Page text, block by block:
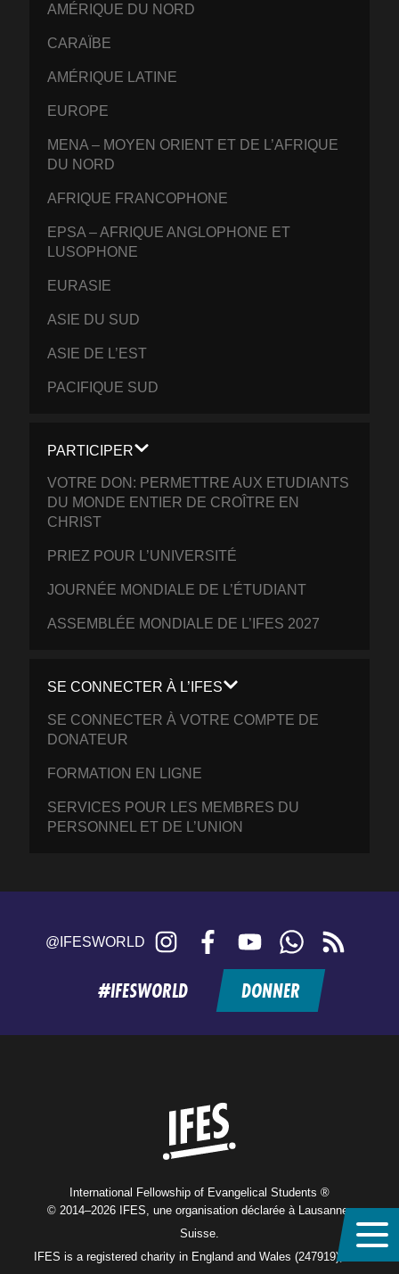
AMÉRIQUE DU NORD
CARAÏBE
AMÉRIQUE LATINE
EUROPE
MENA – MOYEN ORIENT ET DE L’AFRIQUE
DU NORD
AFRIQUE FRANCOPHONE
EPSA – AFRIQUE ANGLOPHONE ET
LUSOPHONE
EURASIE
ASIE DU SUD
ASIE DE L’EST
PACIFIQUE SUD
PARTICIPER
VOTRE DON: PERMETTRE AUX ETUDIANTS
DU MONDE ENTIER DE CROÎTRE EN
CHRIST
PRIEZ POUR L’UNIVERSITÉ
JOURNÉE MONDIALE DE L’ÉTUDIANT
ASSEMBLÉE MONDIALE DE L’IFES 2027
SE CONNECTER À L’IFES
SE CONNECTER À VOTRE COMPTE DE
DONATEUR
FORMATION EN LIGNE
SERVICES POUR LES MEMBRES DU
PERSONNEL ET DE L’UNION
@IFESWORLD Instagram FacebookYouTubeWhatsApp
feed
#IFESWORLD DONNER
International Fellowship of Evangelical Students ®
© 2014–2026 IFES, une organisation déclarée à Lausanne,
Suisse.
IFES is a registered charity in England and Wales (247919), and